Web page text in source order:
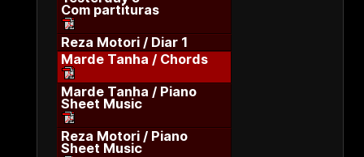
Com partituras
Reza Motori / Diar 1
Marde Tanha / Chords
Marde Tanha / Piano
Sheet Music
Reza Motori / Piano
Sheet Music